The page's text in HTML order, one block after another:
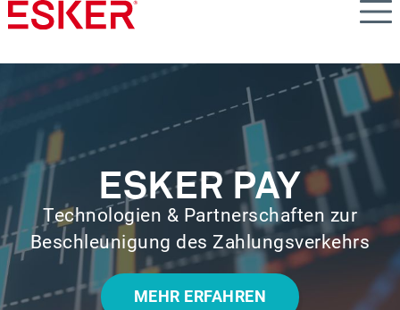
Skip
to
content
ESKER PAY
Technologien & Partnerschaften zur
Beschleunigung des Zahlungsverkehrs
MEHR ERFAHREN